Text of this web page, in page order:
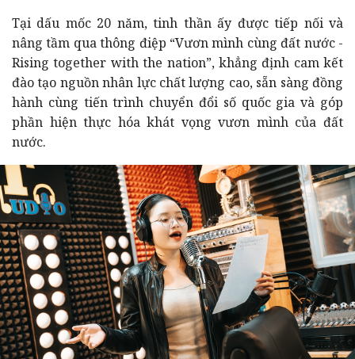
Tại dấu mốc 20 năm, tinh thần ấy được tiếp nối và
nâng tầm qua thông điệp “Vươn mình cùng đất nước -
Rising together with the nation”, khẳng định cam kết
đào tạo nguồn nhân lực chất lượng cao, sẵn sàng đồng
hành cùng tiến trình chuyển đổi số quốc gia và góp
phần hiện thực hóa khát vọng vươn mình của đất
nước.